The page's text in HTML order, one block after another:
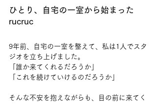
ひとり、自宅の一室から始まった
rucruc
9年前、自宅の一室を整えて、私は1人でスタ
ジオを立ち上げました。
「誰か来てくれるだろうか」
「これを続けていけるのだろうか」
そんな不安を抱えながらも、目の前に来てく